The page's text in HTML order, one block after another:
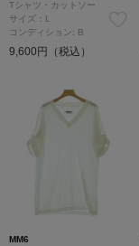
Tシャツ・カットソー
サイズ：L
コンディション: B
9,600円（税込）
MM6